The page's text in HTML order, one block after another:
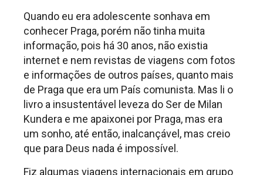
Quando eu era adolescente sonhava em
conhecer Praga, porém não tinha muita
informação, pois há 30 anos, não existia
internet e nem revistas de viagens com fotos
e informações de outros países, quanto mais
de Praga que era um País comunista. Mas li o
livro a insustentável leveza do Ser de Milan
Kundera e me apaixonei por Praga, mas era
um sonho, até então, inalcançável, mas creio
que para Deus nada é impossível.
Fiz algumas viagens internacionais em grupo